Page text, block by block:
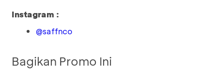
Instagram :
@saffnco
Bagikan Promo Ini